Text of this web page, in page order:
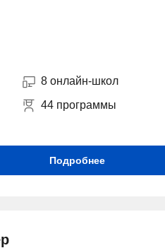
8 онлайн-школ
44 программы
Подробнее